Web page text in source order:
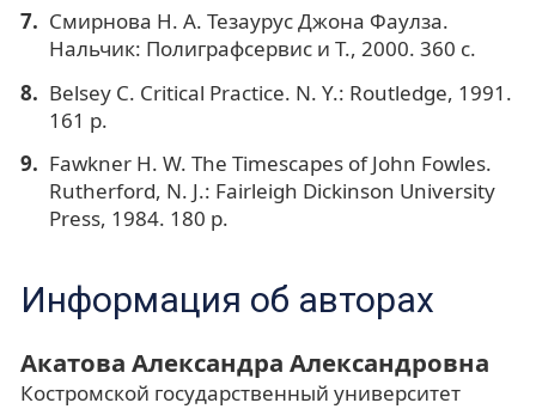
Смирнова Н. А. Тезаурус Джона Фаулза.
Нальчик: Полиграфсервис и Т., 2000. 360 с.
Belsey C. Critical Practice. N. Y.: Routledge, 1991.
161 p.
Fawkner H. W. The Timescapes of John Fowles.
Rutherford, N. J.: Fairleigh Dickinson University
Press, 1984. 180 p.
Информация об авторах
Акатова Александра Александровна
Костромской государственный университет